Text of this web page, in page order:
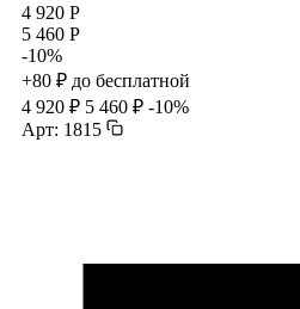
4 920 Р
5 460 Р
-10%
+80 ₽ до бесплатной
4 920 ₽ 5 460 ₽ -10%
Арт: 1815